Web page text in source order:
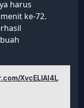
harus
ke-72.
XvcELlAI4L